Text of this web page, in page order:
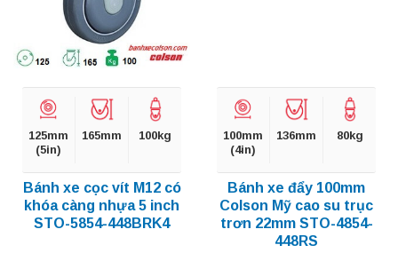
125mm
(5in)
165mm 100kg
Bánh xe cọc vít M12 có
khóa càng nhựa 5 inch
STO-5854-448BRK4
100mm
(4in)
136mm 80kg
Bánh xe đẩy 100mm
Colson Mỹ cao su trục
trơn 22mm STO-4854-
448RS